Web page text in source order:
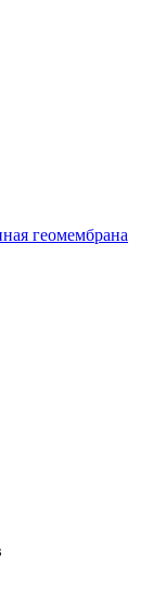
геомембрана